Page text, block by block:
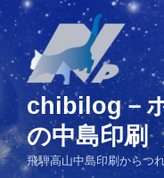
コ
ン
ン
ス
キ
chibilog－
の中島印刷
飛騨高山中島印刷からつ